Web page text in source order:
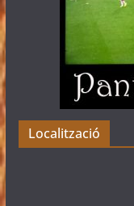
Localització